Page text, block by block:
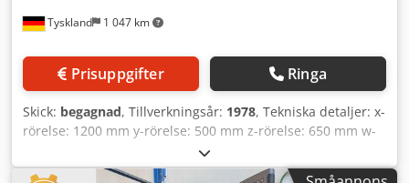
Tyskland 1 047 km
Prisuppgifter Ringa
Skick: begagnad, Tillverkningsår: 1978, Tekniska detaljer: x-
rörelse: 1200 mm y-rörelse: 500 mm z-rörelse: 650 mm w-
axel: 90° höger/vänster Bordstorlek: 1600x500 mm Varvtal:
24 - 1600 / 12 steg varv/min Verktygshållare: SK 50 Avstånd